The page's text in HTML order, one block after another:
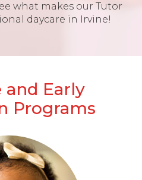
what makes our Tutor
daycare in Irvine!
and Early
Programs